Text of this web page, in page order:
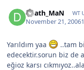
Death_MaN WT
November 21, 2006
Yarıldım yaa
..tam
edecektir.sorun biz de
eğioz karsı